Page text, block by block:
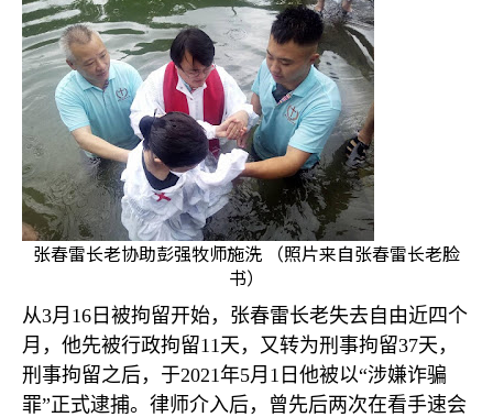
张春雷长老协助彭强牧师施洗 （照片来自张春雷长老脸
书）
从3月 16 日被拘留开始，张春雷长老失去自由近四个
月，他先被行政拘留11天，又转为刑事拘留37天，
刑事拘留之后，于2021年5月 1 日他被以“涉嫌诈骗
罪”正式逮捕。律师介入后，曾先后两次在看手速会